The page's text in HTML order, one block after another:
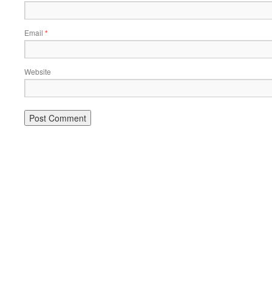
Email *
Website